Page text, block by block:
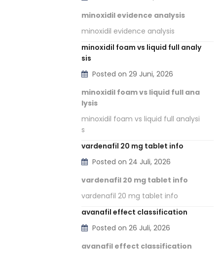
minoxidil evidence analysis
minoxidil evidence analysis
minoxidil foam vs liquid full analy
sis
Posted on 29 Juni, 2026
minoxidil foam vs liquid full ana
lysis
minoxidil foam vs liquid full analysi
s
vardenafil 20 mg tablet info
Posted on 24 Juli, 2026
vardenafil 20 mg tablet info
vardenafil 20 mg tablet info
avanafil effect classification
Posted on 26 Juli, 2026
avanafil effect classification